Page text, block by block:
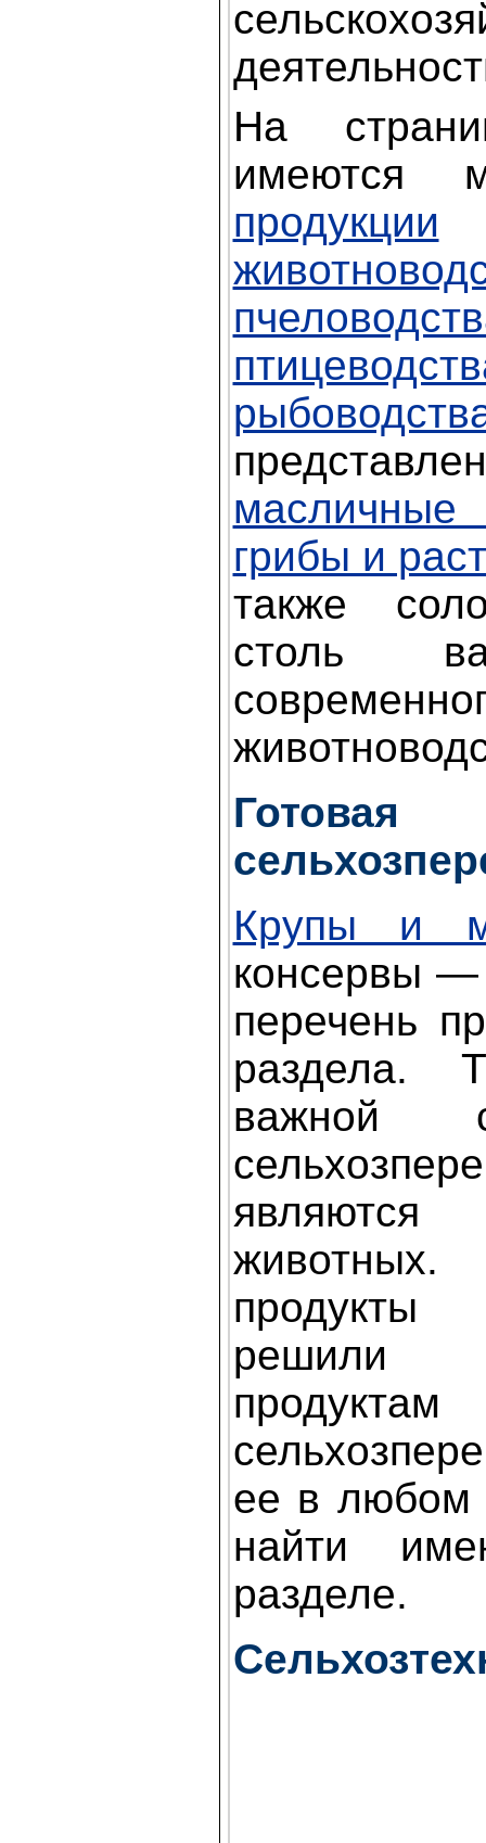
На
имеются
продукции
грибы и
также
столь
Готовая
Крупы и
консервы —
перечень
раздела.
важной
решили
продуктам
ее в любом
найти
разделе.